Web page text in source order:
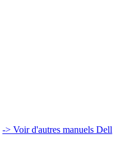
-> Voir d'autres manuels Dell